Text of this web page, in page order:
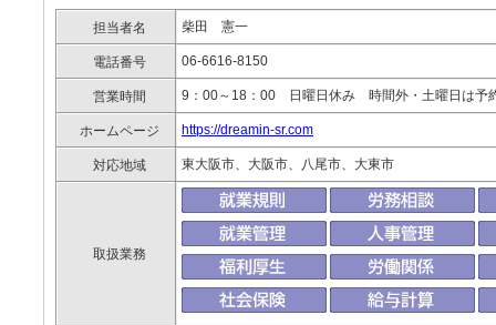
担当者名 柴田 憲一
電話番号 06-6616-8150
営業時間 9：00～18：00 日曜日休み 時間外・土曜日は予
ホームページ https://dreamin-sr.com
対応地域 東大阪市、大阪市、八尾市、大東市
取扱業務